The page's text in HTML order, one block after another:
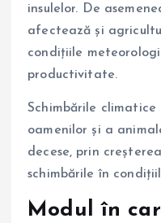
insulelor. De
afectează și
condițiile
productivitate.
Schimbările
oamenilor și a
decese, prin
schimbările în
Modul în